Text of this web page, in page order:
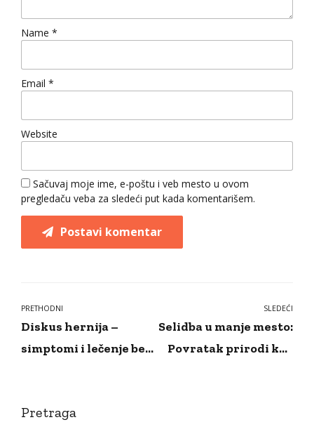
Name *
Email *
Website
Sačuvaj moje ime, e-poštu i veb mesto u ovom
pregledaču veba za sledeći put kada komentarišem.
Postavi komentar
PRETHODNI
Diskus hernija –
simptomi i lečenje bez
SLEDEĆI
Selidba u manje mesto:
Povratak prirodi kao
Pretraga